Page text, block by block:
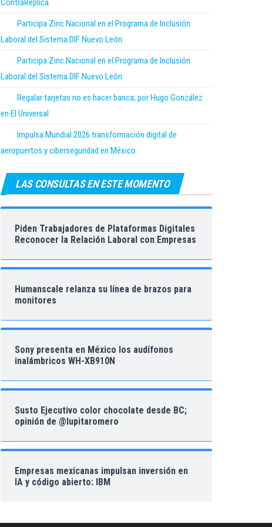
ContraRéplica
Participa Zinc Nacional en el Programa de Inclusión
Laboral del Sistema DIF Nuevo León
Participa Zinc Nacional en el Programa de Inclusión
Laboral del Sistema DIF Nuevo León
Regalar tarjetas no es hacer banca; por Hugo González
en El Universal
Impulsa Mundial 2026 transformación digital de
aeropuertos y ciberseguridad en México
LAS CONSULTAS EN ESTE MOMENTO
Piden Trabajadores de Plataformas Digitales
Reconocer la Relación Laboral con Empresas
Humanscale relanza su línea de brazos para
monitores
Sony presenta en México los audífonos
inalámbricos WH-XB910N
Susto Ejecutivo color chocolate desde BC;
opinión de @lupitaromero
Empresas mexicanas impulsan inversión en
IA y código abierto: IBM